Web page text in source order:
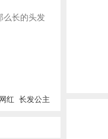
么长的头发
网红 长发公主